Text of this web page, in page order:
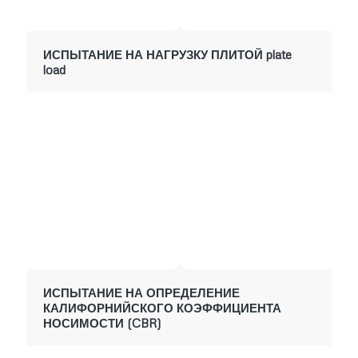
ИСПЫТАНИЕ НА НАГРУЗКУ ПЛИТОЙ plate
load
ИСПЫТАНИЕ НА ОПРЕДЕЛЕНИЕ
КАЛИФОРНИЙСКОГО КОЭФФИЦИЕНТА
НОСИМОСТИ (CBR)